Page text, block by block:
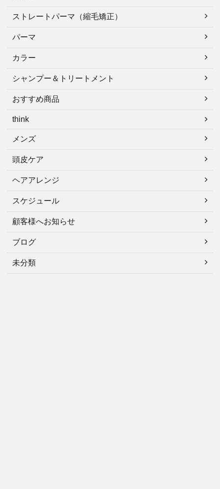
ストレートパーマ（縮毛矯正）
パーマ
カラー
シャンプー＆トリートメント
おすすめ商品
think
メンズ
頭皮ケア
ヘアアレンジ
スケジュール
顧客様へお知らせ
ブログ
未分類